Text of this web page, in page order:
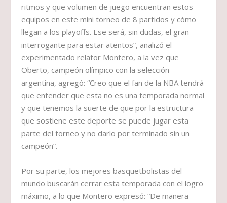
ritmos y que volumen de juego encuentran estos
equipos en este mini torneo de 8 partidos y cómo
llegan a los playoffs. Ese será, sin dudas, el gran
interrogante para estar atentos”, analizó el
experimentado relator Montero, a la vez que
Oberto, campeón olímpico con la selección
argentina, agregó: “Creo que el fan de la NBA tendrá
que entender que esta no es una temporada normal
y que tenemos la suerte de que por la estructura
que sostiene este deporte se puede jugar esta
parte del torneo y no darlo por terminado sin un
campeón”.
Por su parte, los mejores basquetbolistas del
mundo buscarán cerrar esta temporada con el logro
máximo, a lo que Montero expresó: “De manera